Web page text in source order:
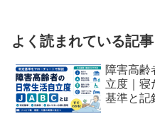
よく読まれている記事
障害高齢
立度｜寝
基準と記